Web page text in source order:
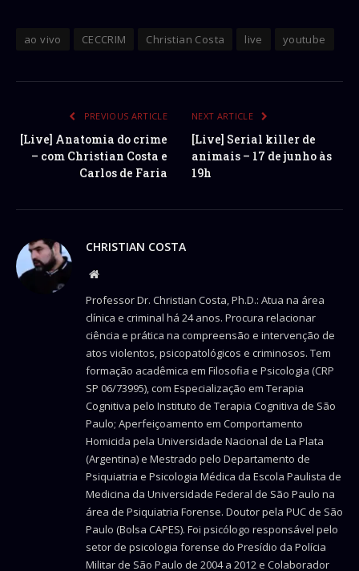
ao vivo CECCRIM Christian Costa live youtube
PREVIOUS ARTICLE
[Live] Anatomia do crime
– com Christian Costa e
Carlos de Faria
NEXT ARTICLE
[Live] Serial killer de
animais – 17 de junho às
19h
CHRISTIAN COSTA
Website
Professor Dr. Christian Costa, Ph.D.: Atua na área
clínica e criminal há 24 anos. Procura relacionar
ciência e prática na compreensão e intervenção de
atos violentos, psicopatológicos e criminosos. Tem
formação acadêmica em Filosofia e Psicologia (CRP
SP 06/73995), com Especialização em Terapia
Cognitiva pelo Instituto de Terapia Cognitiva de São
Paulo; Aperfeiçoamento em Comportamento
Homicida pela Universidade Nacional de La Plata
(Argentina) e Mestrado pelo Departamento de
Psiquiatria e Psicologia Médica da Escola Paulista de
Medicina da Universidade Federal de São Paulo na
área de Psiquiatria Forense. Doutor pela PUC de São
Paulo (Bolsa CAPES). Foi psicólogo responsável pelo
setor de psicologia forense do Presídio da Polícia
Militar de São Paulo de 2004 a 2012 e Colaborador